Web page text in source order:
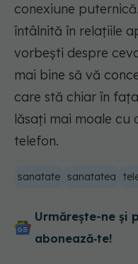
conexiune
întâlnită în relațiile
vorbești despre
mai bine să vă
care stă chiar în
lăsați mai moale cu
telefon.
sanatate sanatatea
Urmărește-ne și
abonează‑te!